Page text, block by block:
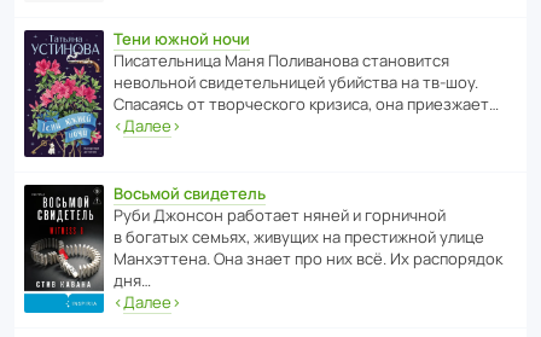
Тени южной ночи
Писа­тель­ница Маня Поли­ва­нова стано­вится
невольной свиде­тель­ницей убийства на тв-шоу.
Спасаясь от твор­че­с­кого кризиса, она приезжает…
‹Далее›
Восьмой свидетель
Руби Джонсон рабо­тает няней и горни­чной
в богатых семьях, живущих на прес­ти­жной улице
Манх­эт­тена. Она знает про них всё. Их распо­рядок
дня…
‹Далее›